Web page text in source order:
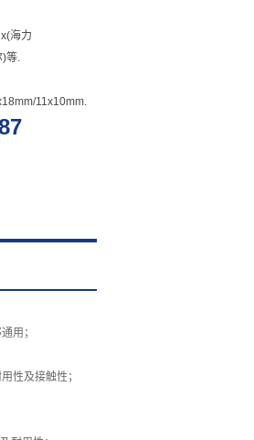
海力
)等.
11x10mm.
通用；
性及接触性；